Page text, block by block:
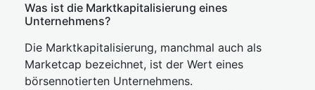
Was ist die Marktkapitalisierung eines
Unternehmens?
Die Marktkapitalisierung, manchmal auch als
Marketcap bezeichnet, ist der Wert eines
börsennotierten Unternehmens.